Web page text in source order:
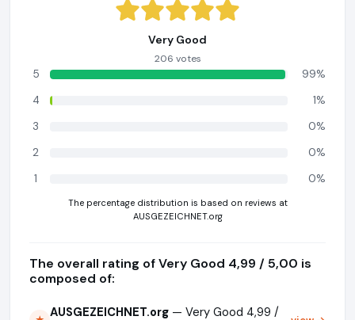
Very Good
206 votes
5
99%
4
1%
3
0%
2
0%
1
0%
The percentage distribution is based on reviews at
AUSGEZEICHNET.org
The overall rating of Very Good 4,99 / 5,00 is
composed of:
AUSGEZEICHNET.org — Very Good 4,99 /